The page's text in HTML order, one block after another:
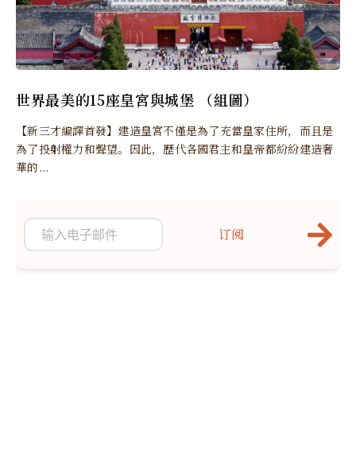
世界最美的15座皇宮與城堡 （組圖）
【新三才編譯首發】建造皇宮不僅是為了充當皇家住所，而且是
為了投射權力和聲望。因此，歷代各國君主和皇帝都紛紛建造奢
華的...
订阅